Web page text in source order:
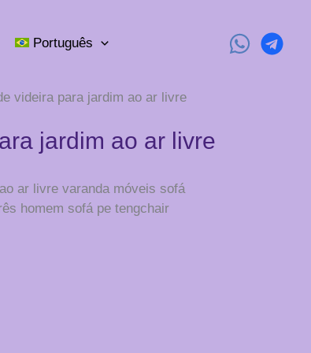
Português
videira para jardim ao ar livre
jardim ao ar livre
ar livre varanda móveis sofá
homem sofá pe tengchair